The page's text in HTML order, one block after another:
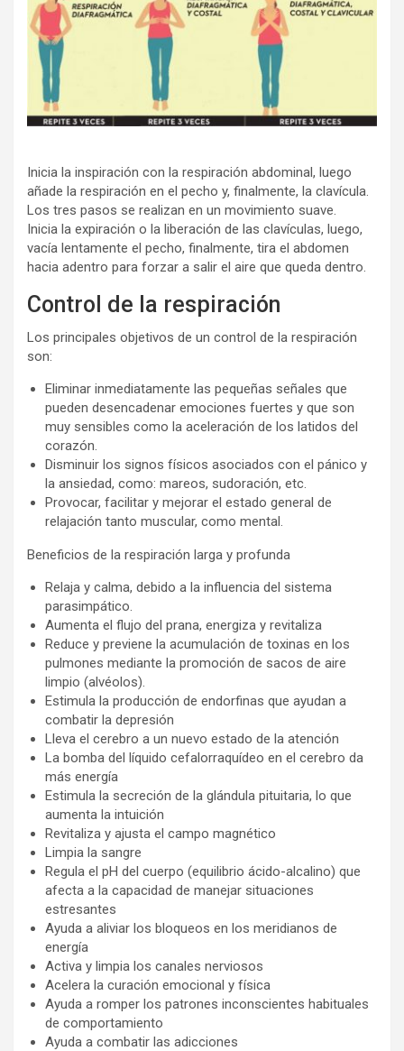
Inicia la inspiración con la respiración abdominal, luego
añade la respiración en el pecho y, finalmente, la clavícula.
Los tres pasos se realizan en un movimiento suave.
Inicia la expiración o la liberación de las clavículas, luego,
vacía lentamente el pecho, finalmente, tira el abdomen
hacia adentro para forzar a salir el aire que queda dentro.
Control de la respiración
Los principales objetivos de un control de la respiración
son:
Eliminar inmediatamente las pequeñas señales que
pueden desencadenar emociones fuertes y que son
muy sensibles como la aceleración de los latidos del
corazón.
Disminuir los signos físicos asociados con el pánico y
la ansiedad, como: mareos, sudoración, etc.
Provocar, facilitar y mejorar el estado general de
relajación tanto muscular, como mental.
Beneficios de la respiración larga y profunda
Relaja y calma, debido a la influencia del sistema
parasimpático.
Aumenta el flujo del prana, energiza y revitaliza
Reduce y previene la acumulación de toxinas en los
pulmones mediante la promoción de sacos de aire
limpio (alvéolos).
Estimula la producción de endorfinas que ayudan a
combatir la depresión
Lleva el cerebro a un nuevo estado de la atención
La bomba del líquido cefalorraquídeo en el cerebro da
más energía
Estimula la secreción de la glándula pituitaria, lo que
aumenta la intuición
Revitaliza y ajusta el campo magnético
Limpia la sangre
Regula el pH del cuerpo (equilibrio ácido-alcalino) que
afecta a la capacidad de manejar situaciones
estresantes
Ayuda a aliviar los bloqueos en los meridianos de
energía
Activa y limpia los canales nerviosos
Acelera la curación emocional y física
Ayuda a romper los patrones inconscientes habituales
de comportamiento
Ayuda a combatir las adicciones